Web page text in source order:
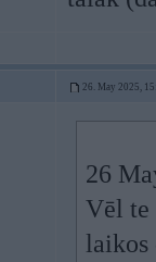
26. May 2025,
26
Vēl te
laikos